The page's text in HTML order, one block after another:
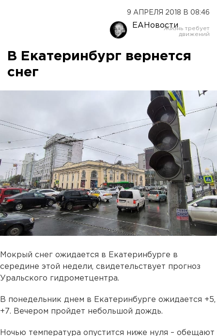
9 АПРЕЛЯ 2018 В 08:46
ЕАНовости
В Екатеринбург вернется
снег
Мокрый снег ожидается в Екатеринбурге в
середине этой недели, свидетельствует прогноз
Уральского гидрометцентра.
В понедельник днем в Екатеринбурге ожидается +5,
+7. Вечером пройдет небольшой дождь.
Ночью температура опустится ниже нуля – обещают